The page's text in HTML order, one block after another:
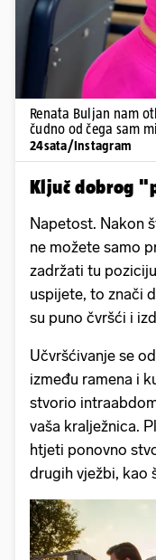
Renata Buljan nam
čudno od čega sam
24sata/Instagram
Ključ dobrog
Napetost. Nakon
ne možete samo
zadržati tu
uspijete, to znači
su puno čvršći i
Učvršćivanje se
između ramena i
stvorio
vaša kralježnica.
htjeti ponovno
drugih vježbi, kao